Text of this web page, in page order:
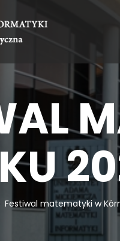
Festiwal matematyki w